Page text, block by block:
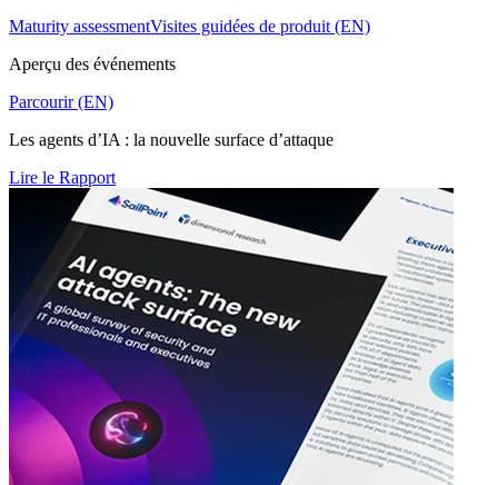
Maturity assessmentVisites guidées de produit (EN)
Aperçu des événements
Parcourir (EN)
Les agents d’IA : la nouvelle surface d’attaque
Lire le Rapport